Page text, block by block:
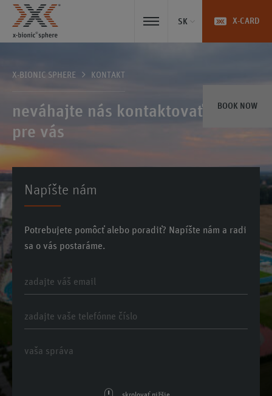
SK
BOOK NOW
X-CARD
X-BIONIC SPHERE KONTAKT
neváhajte nás kontaktovať, sme tu
pre vás
Napíšte nám
Potrebujete pomôcť alebo poradiť? Napíšte nám a radi
sa o vás postaráme.